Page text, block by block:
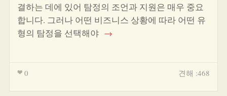
결하는 데에 있어 탐정의 조언과 지원은 매우 중요
합니다. 그러나 어떤 비즈니스 상황에 따라 어떤 유
형의 탐정을 선택해야 →
0 견해 :468